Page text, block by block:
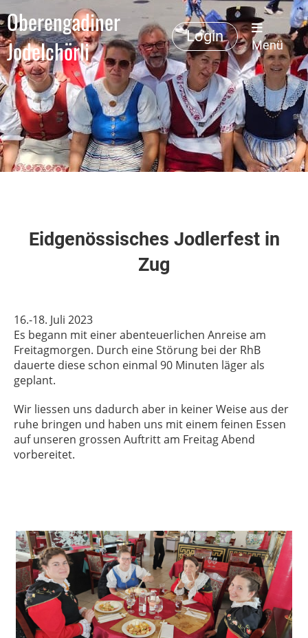
Oberengadiner
Jodelchörli
Login
Menü
Eidgenössisches Jodlerfest in
Zug
16.-18. Juli 2023
Es begann mit einer abenteuerlichen Anreise am
Freitagmorgen. Durch eine Störung bei der RhB
dauerte diese schon einmal 90 Minuten läger als
geplant.
Wir liessen uns dadurch aber in keiner Weise aus der
ruhe bringen und haben uns mit einem feinen Essen
auf unseren grossen Auftritt am Freitag Abend
vorbereitet.